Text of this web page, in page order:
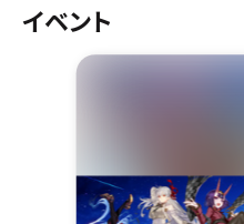
イベント